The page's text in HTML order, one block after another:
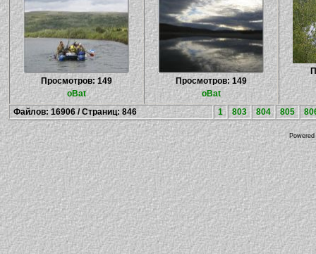
Просмотров: 149
oBat
Просмотров: 149
oBat
Файлов: 16906 / Страниц: 846 1 803 804 805